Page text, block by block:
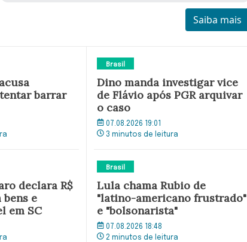
Saiba mais
barrar
declara R$
bens e
em SC
Brasil
Dino manda investigar vice
de Flávio após PGR arquivar
o caso
07.08.2026 19:01
3 minutos de leitura
Brasil
Lula chama Rubio de
"latino-americano frustrado"
e "bolsonarista"
07.08.2026 18:48
2 minutos de leitura